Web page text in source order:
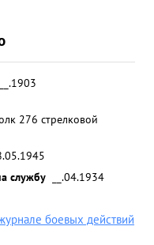
276 стрелковой
службу
__.04.1934
боевых действий